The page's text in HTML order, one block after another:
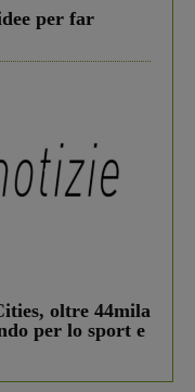
per far
oltre 44mila
per lo sport e